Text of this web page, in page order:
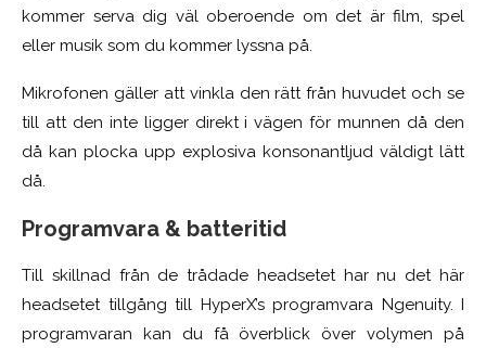
kommer serva dig väl oberoende om det är film, spel
eller musik som du kommer lyssna på.
Mikrofonen gäller att vinkla den rätt från huvudet och se
till att den inte ligger direkt i vägen för munnen då den
då kan plocka upp explosiva konsonantljud väldigt lätt
då.
Programvara & batteritid
Till skillnad från de trådade headsetet har nu det här
headsetet tillgång till HyperX’s programvara Ngenuity. I
programvaran kan du få överblick över volymen på